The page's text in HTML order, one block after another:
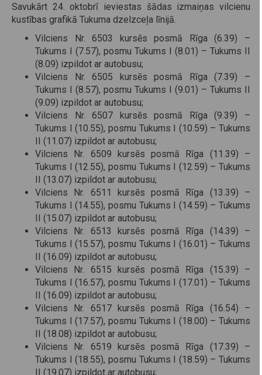
Savukārt 24. oktobrī ieviestas šādas izmaiņas vilcienu
kustības grafikā Tukuma dzelzceļa līnijā.
Vilciens Nr. 6503 kursēs posmā Rīga (6.39) –
Tukums I (7.57), posmu Tukums I (8.01) – Tukums II
(8.09) izpildot ar autobusu;
Vilciens Nr. 6505 kursēs posmā Rīga (7.39) –
Tukums I (8.57), posmu Tukums I (9.01) – Tukums II
(9.09) izpildot ar autobusu;
Vilciens Nr. 6507 kursēs posmā Rīga (9.39) –
Tukums I (10.55), posmu Tukums I (10.59) – Tukums
II (11.07) izpildot ar autobusu;
Vilciens Nr. 6509 kursēs posmā Rīga (11.39) –
Tukums I (12.55), posmu Tukums I (12.59) – Tukums
II (13.07) izpildot ar autobusu;
Vilciens Nr. 6511 kursēs posmā Rīga (13.39) –
Tukums I (14.55), posmu Tukums I (14.59) – Tukums
II (15.07) izpildot ar autobusu;
Vilciens Nr. 6513 kursēs posmā Rīga (14.39) –
Tukums I (15.57), posmu Tukums I (16.01) – Tukums
II (16.09) izpildot ar autobusu;
Vilciens Nr. 6515 kursēs posmā Rīga (15.39) –
Tukums I (16.57), posmu Tukums I (17.01) – Tukums
II (16.09) izpildot ar autobusu;
Vilciens Nr. 6517 kursēs posmā Rīga (16.54) –
Tukums I (17.57), posmu Tukums I (18.00) – Tukums
II (18.08) izpildot ar autobusu;
Vilciens Nr. 6519 kursēs posmā Rīga (17.39) –
Tukums I (18.55), posmu Tukums I (18.59) – Tukums
II (19.07) izpildot ar autobusu;